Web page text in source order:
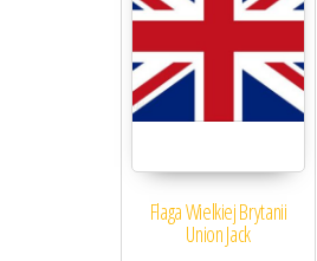
Flaga Wielkiej Brytanii
Union Jack